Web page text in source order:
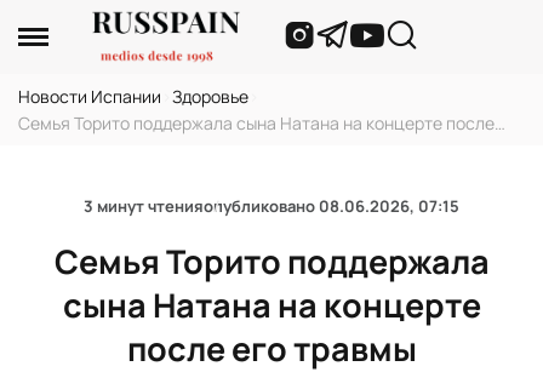
Новости Испании Здоровье
Семья Торито поддержала сына Натана на концерте после
3 минут чтенияопубликовано 08.06.2026, 07:15
Семья Торито поддержала
сына Натана на концерте
после его травмы